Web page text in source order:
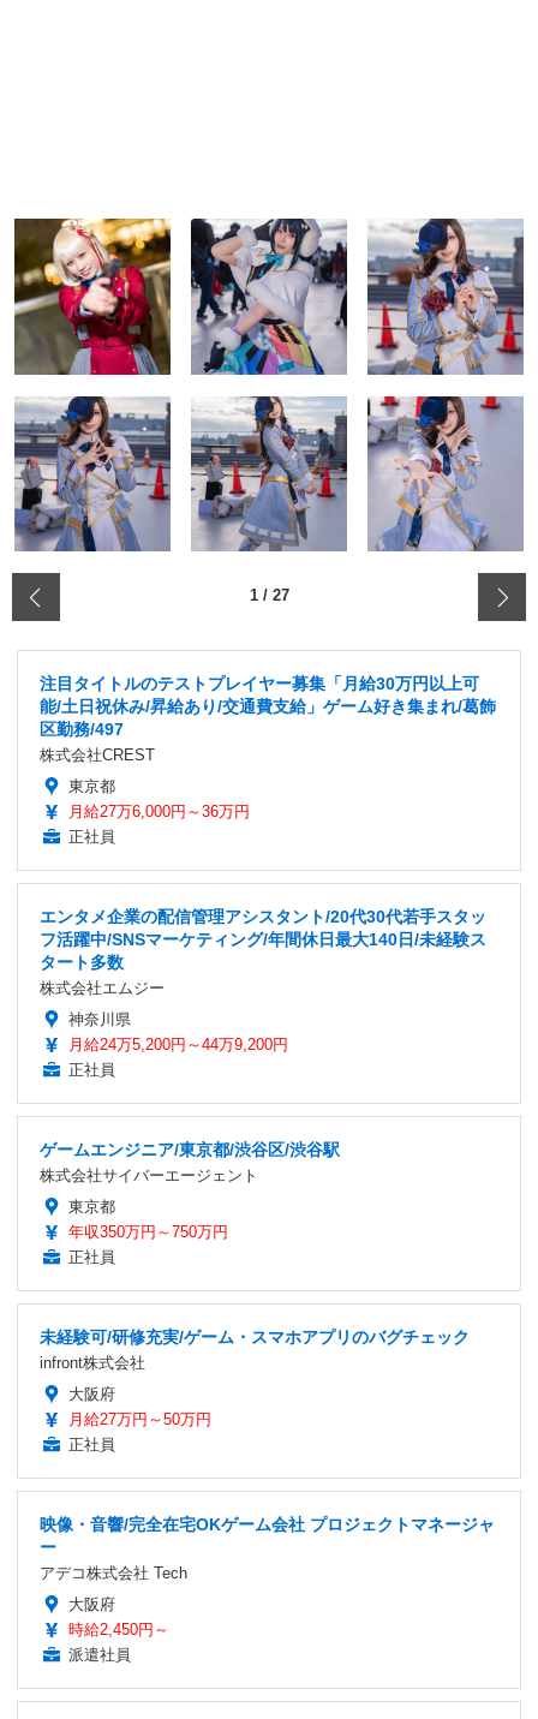
1/ 27
注目タイトルのテストプレイヤー募集「月給30万円以上可
能/土日祝休み/昇給あり/交通費支給」ゲーム好き集まれ/葛飾
区勤務/497
株式会社CREST
東京都
月給27万6,000円～36万円
正社員
エンタメ企業の配信管理アシスタント/20代30代若手スタッ
フ活躍中/SNSマーケティング/年間休日最大140日/未経験ス
タート多数
株式会社エムジー
神奈川県
月給24万5,200円～44万9,200円
正社員
ゲームエンジニア/東京都/渋谷区/渋谷駅
株式会社サイバーエージェント
東京都
年収350万円～750万円
正社員
未経験可/研修充実/ゲーム・スマホアプリのバグチェック
infront株式会社
大阪府
月給27万円～50万円
正社員
映像・音響/完全在宅OKゲーム会社 プロジェクトマネージャ
ー
アデコ株式会社 Tech
大阪府
時給2,450円～
派遣社員